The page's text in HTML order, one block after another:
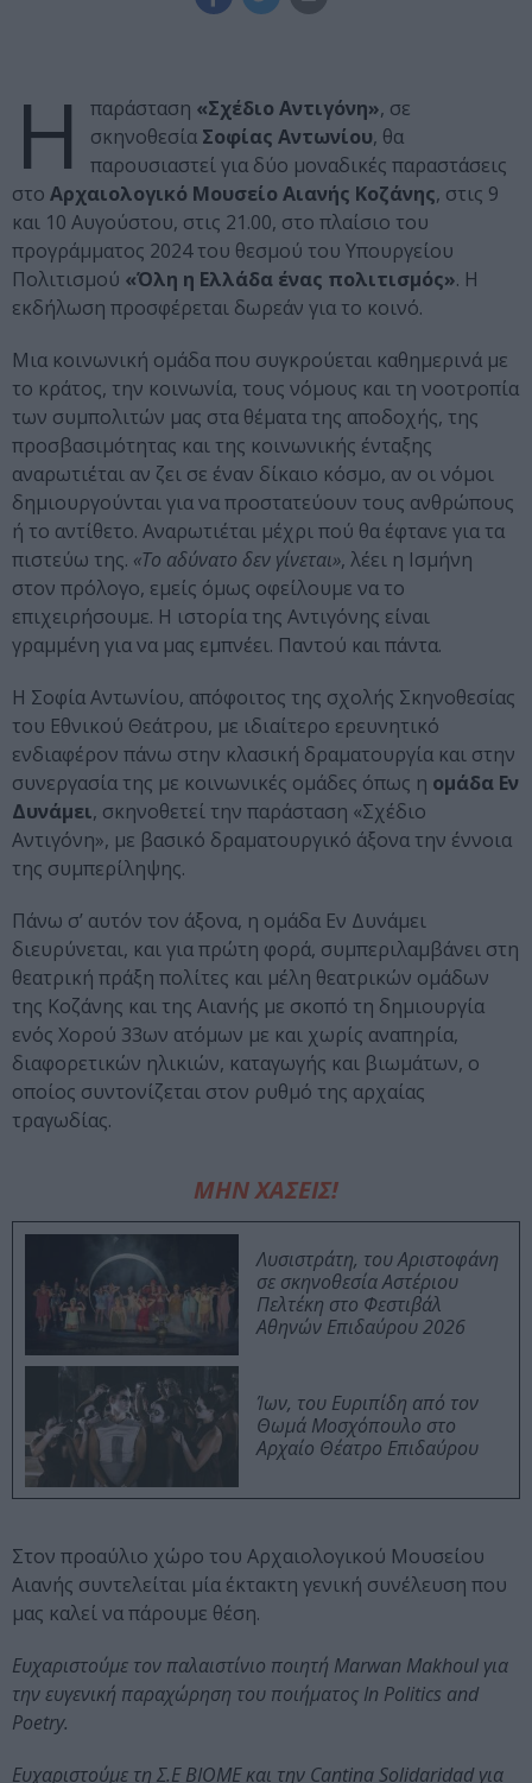
Η παράσταση «Σχέδιο Αντιγόνη», σε
σκηνοθεσία Σοφίας Αντωνίου, θα
παρουσιαστεί για δύο μοναδικές παραστάσεις
στο Αρχαιολογικό Μουσείο Αιανής Κοζάνης, στις 9
και 10 Αυγούστου, στις 21.00, στο πλαίσιο του
προγράμματος 2024 του θεσμού του Υπουργείου
Πολιτισμού «Όλη η Ελλάδα ένας πολιτισμός». Η
εκδήλωση προσφέρεται δωρεάν για το κοινό.
Μια κοινωνική ομάδα που συγκρούεται καθημερινά με
το κράτος, την κοινωνία, τους νόμους και τη νοοτροπία
των συμπολιτών μας στα θέματα της αποδοχής, της
προσβασιμότητας και της κοινωνικής ένταξης
αναρωτιέται αν ζει σε έναν δίκαιο κόσμο, αν οι νόμοι
δημιουργούνται για να προστατεύουν τους ανθρώπους
ή το αντίθετο. Αναρωτιέται μέχρι πού θα έφτανε για τα
πιστεύω της. «Το αδύνατο δεν γίνεται», λέει η Ισμήνη
στον πρόλογο, εμείς όμως οφείλουμε να το
επιχειρήσουμε. Η ιστορία της Αντιγόνης είναι
γραμμένη για να μας εμπνέει. Παντού και πάντα.
Η Σοφία Αντωνίου, απόφοιτος της σχολής Σκηνοθεσίας
του Εθνικού Θεάτρου, με ιδιαίτερο ερευνητικό
ενδιαφέρον πάνω στην κλασική δραματουργία και στην
συνεργασία της με κοινωνικές ομάδες όπως η ομάδα Εν
Δυνάμει, σκηνοθετεί την παράσταση «Σχέδιο
Αντιγόνη», με βασικό δραματουργικό άξονα την έννοια
της συμπερίληψης.
Πάνω σ’ αυτόν τον άξονα, η ομάδα Εν Δυνάμει
διευρύνεται, και για πρώτη φορά, συμπεριλαμβάνει στη
θεατρική πράξη πολίτες και μέλη θεατρικών ομάδων
της Κοζάνης και της Αιανής με σκοπό τη δημιουργία
ενός Χορού 33ων ατόμων με και χωρίς αναπηρία,
διαφορετικών ηλικιών, καταγωγής και βιωμάτων, ο
οποίος συντονίζεται στον ρυθμό της αρχαίας
τραγωδίας.
ΜΗΝ ΧΑΣΕΙΣ!
Λυσιστράτη, του Αριστοφάνη
σε σκηνοθεσία Αστέριου
Πελτέκη στο Φεστιβάλ
Αθηνών Επιδαύρου 2026
Ίων, του Ευριπίδη από τον
Θωμά Μοσχόπουλο στο
Αρχαίο Θέατρο Επιδαύρου
Στον προαύλιο χώρο του Αρχαιολογικού Μουσείου
Αιανής συντελείται μία έκτακτη γενική συνέλευση που
μας καλεί να πάρουμε θέση.
Ευχαριστούμε τον παλαιστίνιο ποιητή Marwan Makhoul για
την ευγενική παραχώρηση του ποιήματος In Politics and
Poetry.
Ευχαριστούμε τη Σ.Ε ΒΙΟΜΕ και την Cantina Solidaridad για